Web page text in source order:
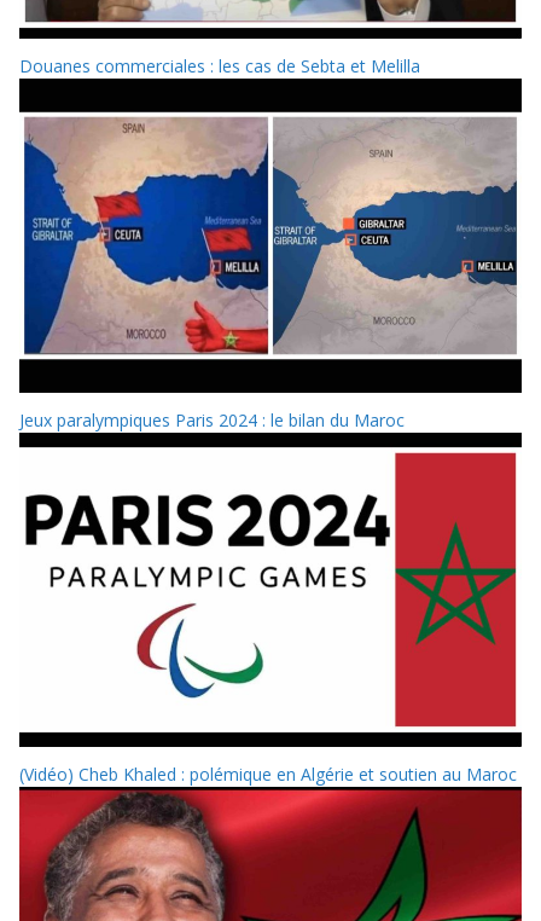
Douanes commerciales : les cas de Sebta et Melilla
Jeux paralympiques Paris 2024 : le bilan du Maroc
(Vidéo) Cheb Khaled : polémique en Algérie et soutien au Maroc